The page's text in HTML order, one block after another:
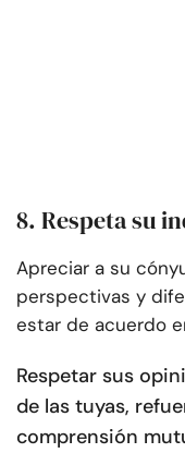
8. Respeta su
Apreciar a su
perspectivas y
estar de acuerdo
Respetar sus
de las tuyas,
comprensión